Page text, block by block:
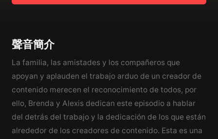
聲音簡介
La familia, las amistades y los compañeros que
apoyan y aplauden el trabajo arduo de un creador de
contenido merecen el reconocimiento de todos, por
ello, Brenda y Alexis dedican este episodio a hablar
del detrás del trabajo y la dedicación de los que están
alrededor de los creadores de contenido. Esta es una